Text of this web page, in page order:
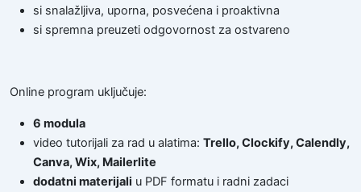
si snalažljiva, uporna, posvećena i proaktivna
si spremna preuzeti odgovornost za ostvareno
Online program uključuje:
6 modula
video tutorijali za rad u alatima: Trello, Clockify, Calendly,
Canva, Wix, Mailerlite
dodatni materijali u PDF formatu i radni zadaci